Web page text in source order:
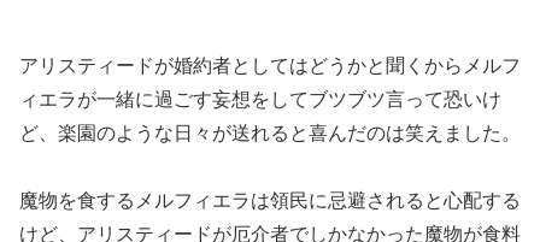
アリスティードが婚約者としてはどうかと聞くからメルフ
ィエラが一緒に過ごす妄想をしてブツブツ言って恐いけ
ど、楽園のような日々が送れると喜んだのは笑えました。
魔物を食するメルフィエラは領民に忌避されると心配する
けど、アリスティードが厄介者でしかなかった魔物が食料